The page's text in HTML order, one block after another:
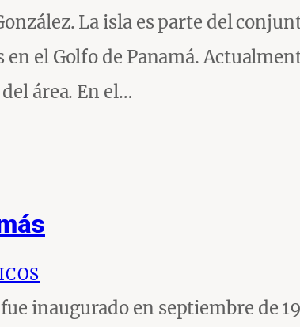
La isla es parte del
en el Golfo de Panamá.
área. En el…
inaugurado en septiembre de